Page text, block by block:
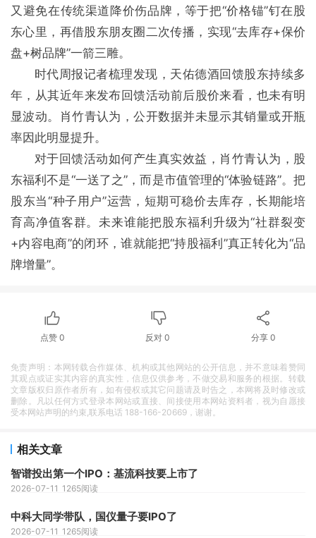
又避免在传统渠道降价伤品牌，等于把“价格锚”钉在股
东心里，再借股东朋友圈二次传播，实现“去库存+保价
盘+树品牌”一箭三雕。
时代周报记者梳理发现，天佑德酒回馈股东持续多
年，从其近年来发布回馈活动前后股价来看，也未有明
显波动。肖竹青认为，公开数据并未显示其销量或开瓶
率因此明显提升。
对于回馈活动如何产生真实效益，肖竹青认为，股
东福利不是“一送了之”，而是市值管理的“体验链路”。把
股东当“种子用户”运营，短期可稳价去库存，长期能培
育高净值客群。未来谁能把股东福利升级为“社群裂变
+内容电商”的闭环，谁就能把“持股福利”真正转化为“品
牌增量”。
点赞0 反对0 分享 0
免责声明：本网转载合作媒体、机构或其他网站的公开信息，并不意味着赞同
其观点或证实其内容的真实性，信息仅供参考，不做交易和服务的根据。转载
文章版权归原作者所有，如有侵权或其它问题请及时告之，本网将及时修改或
删除。凡以任何方式登录本网站或直接、间接使用本网站资料者，视为自愿接
受本网站声明的约束,联系电话 188-166-20669，谢谢。
相关文章
智谱投出第一个IPO：基流科技要上市了
2026-07-11 1265阅读
中科大同学带队，国仪量子要IPO了
2026-07-11 1265阅读